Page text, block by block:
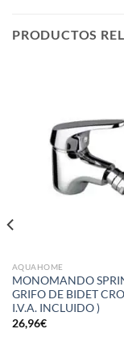
PRODUCTOS
AQUAHOME
MONOMANDO
GRIFO DE BIDET
I.V.A. INCLUIDO )
26,96€